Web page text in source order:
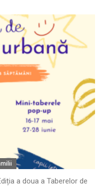
a doua a Taberelor de